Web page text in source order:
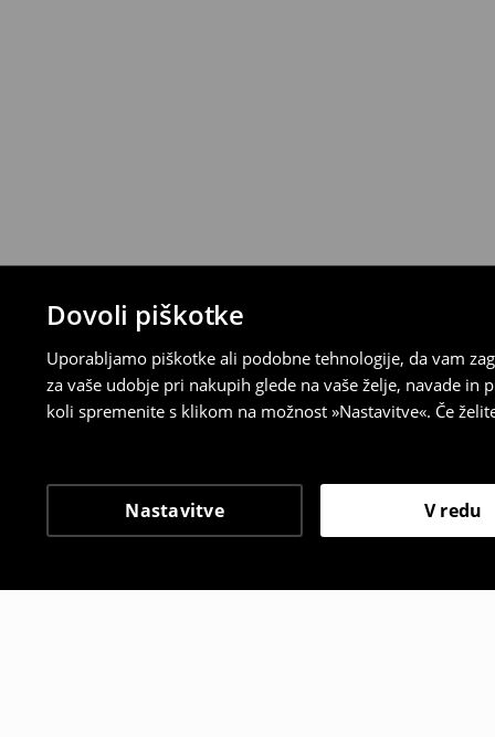
Dovoli piškotke
Uporabljamo piškotke ali podobne tehnologije, da vam
za vaše udobje pri nakupih glede na vaše želje, navade
koli spremenite s klikom na možnost »Nastavitve«. Če
Nastavitve V redu